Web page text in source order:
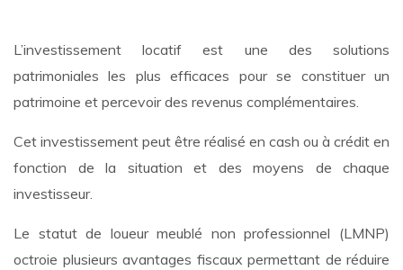
L’investissement locatif est une des solutions
patrimoniales les plus efficaces pour se constituer un
patrimoine et percevoir des revenus complémentaires.
Cet investissement peut être réalisé en cash ou à crédit en
fonction de la situation et des moyens de chaque
investisseur.
Le statut de loueur meublé non professionnel (LMNP)
octroie plusieurs avantages fiscaux permettant de réduire